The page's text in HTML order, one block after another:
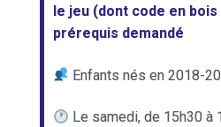
le jeu (dont code en
prérequis demandé
Enfants nés en 2018-
Le samedi, de 15h30 à